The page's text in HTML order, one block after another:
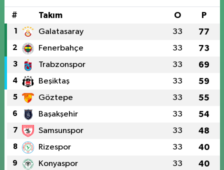
# Takım O P
1 Galatasaray 33 77
2 Fenerbahçe 33 73
3 Trabzonspor 33 69
4 Beşiktaş 33 59
5 Göztepe 33 55
6 Başakşehir 33 54
7 Samsunspor 33 48
8 Rizespor 33 40
9 Konyaspor 33 40